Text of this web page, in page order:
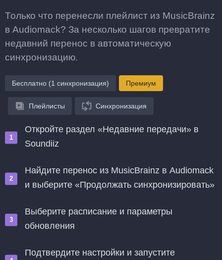
Только что перенесли плейлист из MusicBrainz
в Audiomack? За несколько шагов превратите
недавний перенос в автоматическую
синхронизацию.
Бесплатно (1 синхронизация) Премиум
Плейлисты Синхронизация
Откройте раздел «Недавние передачи» в
Soundiiz
Найдите перенос из MusicBrainz в Audiomack
и выберите «Продолжать синхронизировать»
Выберите расписание и параметры
обновления
Подтвердите настройки и запустите